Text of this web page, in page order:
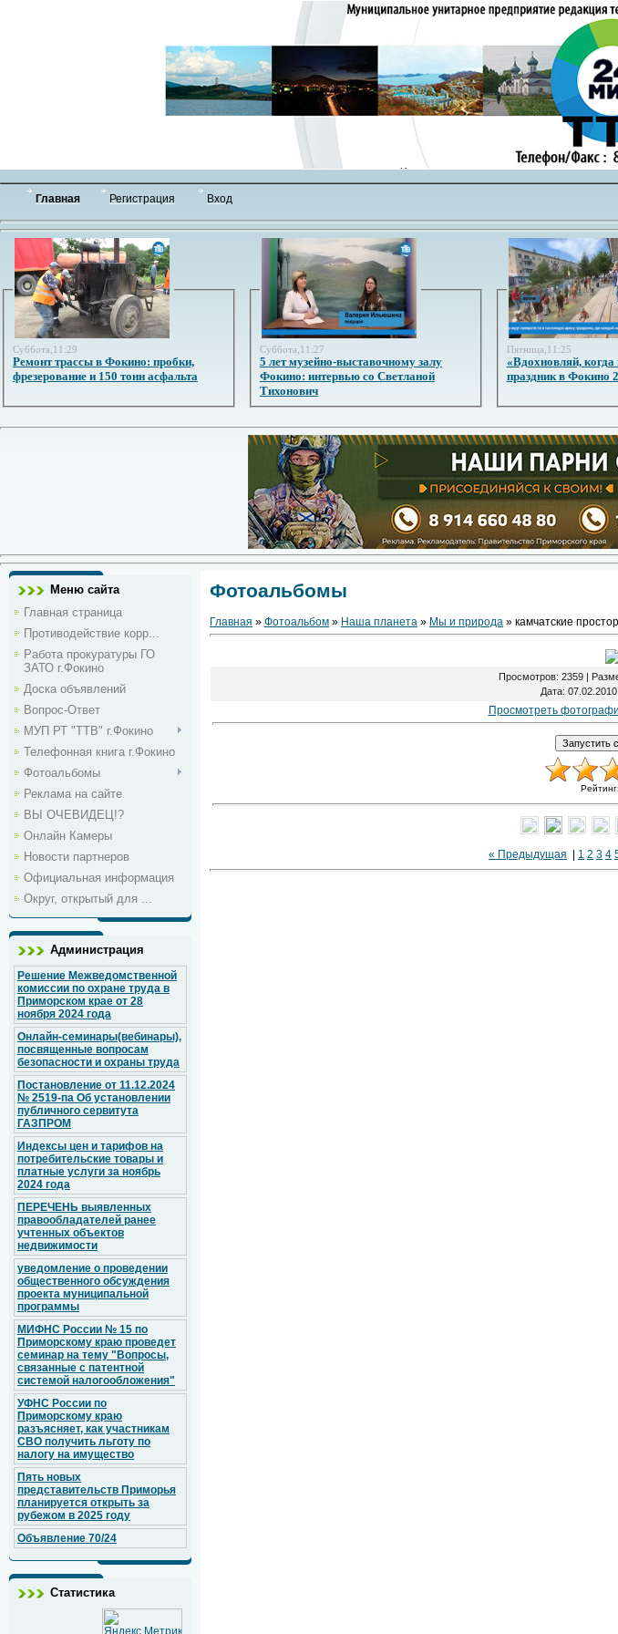
Главная Регистрация Вход
Суббота,11:29
Ремонт трассы в Фокино: пробки,
фрезерование и 150 тонн асфальта
Суббота,11:27
5 лет музейно-выставочному залу
Фокино: интервью со Светланой
Тихонович
Пятница,11:25
«Вдохновляй,
праздник в Фокино
Меню сайта
Главная страница
Противодействие корр...
Работа прокуратуры ГО
ЗАТО г.Фокино
Доска объявлений
Вопрос-Ответ
МУП РТ "ТТВ" г.Фокино
Телефонная книга г.Фокино
Фотоальбомы
Реклама на сайте
ВЫ ОЧЕВИДЕЦ!?
Онлайн Камеры
Новости партнеров
Официальная информация
Округ, открытый для ...
Администрация
Решение Межведомственной
комиссии по охране труда в
Приморском крае от 28
ноября 2024 года
Онлайн-семинары(вебинары),
посвященные вопросам
безопасности и охраны труда
Постановление от 11.12.2024
№ 2519-па Об установлении
публичного сервитута
ГАЗПРОМ
Индексы цен и тарифов на
потребительские товары и
платные услуги за ноябрь
2024 года
ПЕРЕЧЕНЬ выявленных
правообладателей ранее
учтенных объектов
недвижимости
уведомление о проведении
общественного обсуждения
проекта муниципальной
программы
МИФНС России № 15 по
Приморскому краю проведет
семинар на тему "Вопросы,
связанные с патентной
системой налогообложения"
УФНС России по
Приморскому краю
разъясняет, как участникам
СВО получить льготу по
налогу на имущество
Пять новых
представительств Приморья
планируется открыть за
рубежом в 2025 году
Объявление 70/24
Статистика
Фотоальбомы
Главная » Фотоальбом » Наша планета » Мы и природа » камчатские
Просмотров: 2359 |
Дата: 07.02.2010
Просмотреть
Рейтинг:
« Предыдущая 1 2 3 4